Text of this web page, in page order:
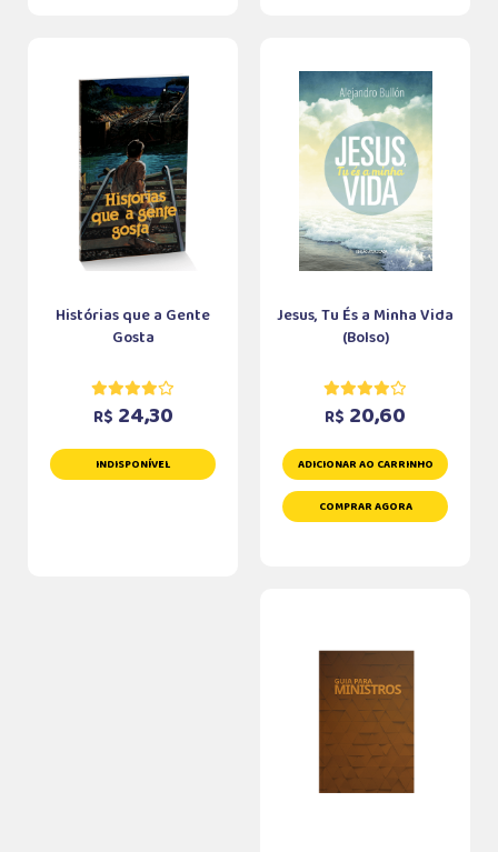
Histórias que a Gente
Gosta
R$ 24,30
INDISPONÍVEL
Jesus, Tu És a Minha Vida
(Bolso)
R$ 20,60
ADICIONAR AO CARRINHO
COMPRAR AGORA